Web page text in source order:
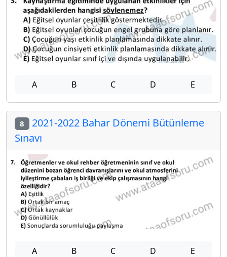
A B C D E
8 2021-2022 Bahar Dönemi Bütünleme
Sınavı
A B C D E